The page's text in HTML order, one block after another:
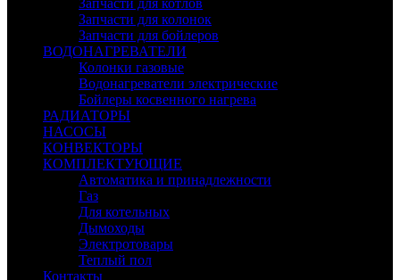
Запчасти для котлов
Запчасти для колонок
Запчасти для бойлеров
ВОДОНАГРЕВАТЕЛИ
Колонки газовые
Водонагреватели электрические
Бойлеры косвенного нагрева
РАДИАТОРЫ
НАСОСЫ
КОНВЕКТОРЫ
КОМПЛЕКТУЮЩИЕ
Автоматика и принадлежности
Газ
Для котельных
Дымоходы
Электротовары
Теплый пол
Контакты